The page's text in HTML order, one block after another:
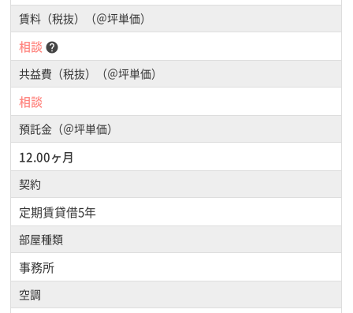
賃料（税抜）（＠坪単価）
相談 help
共益費（税抜）（＠坪単価）
相談
預託金（＠坪単価）
12.00ヶ月
契約
定期賃貸借5年
部屋種類
事務所
空調